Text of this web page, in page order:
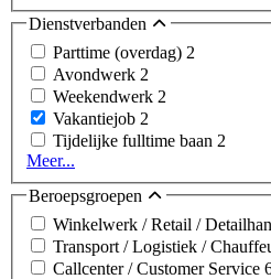
Dienstverbanden
Parttime (overdag) 2
Avondwerk 2
Weekendwerk 2
Vakantiejob 2
Tijdelijke fulltime baan 2
Meer...
Beroepsgroepen
Winkelwerk / Retail /
Transport / Logistiek /
Callcenter / Customer Service